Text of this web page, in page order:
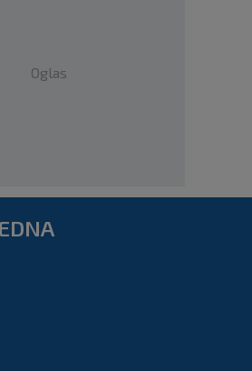
Oglas